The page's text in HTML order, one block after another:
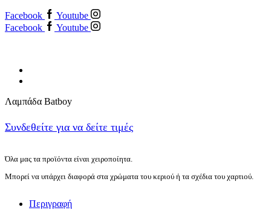
Facebook
Youtube
Facebook
Youtube
Λαμπάδα Batboy
Συνδεθείτε για να δείτε τιμές
Όλα μας τα προϊόντα είναι χειροποίητα.
Μπορεί να υπάρχει διαφορά στα χρώματα του κεριού ή τα σχέδια του χαρτιού.
Περιγραφή